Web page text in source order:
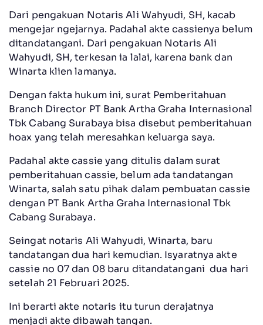
Dari pengakuan Notaris Ali Wahyudi, SH, kacab
mengejar ngejarnya. Padahal akte cassienya belum
ditandatangani. Dari pengakuan Notaris Ali
Wahyudi, SH, terkesan ia lalai, karena bank dan
Winarta klien lamanya.
Dengan fakta hukum ini, surat Pemberitahuan
Branch Director PT Bank Artha Graha Internasional
Tbk Cabang Surabaya bisa disebut pemberitahuan
hoax yang telah meresahkan keluarga saya.
Padahal akte cassie yang ditulis dalam surat
pemberitahuan cassie, belum ada tandatangan
Winarta, salah satu pihak dalam pembuatan cassie
dengan PT Bank Artha Graha Internasional Tbk
Cabang Surabaya.
Seingat notaris Ali Wahyudi, Winarta, baru
tandatangan dua hari kemudian. Isyaratnya akte
cassie no 07 dan 08 baru ditandatangani dua hari
setelah 21 Februari 2025.
Ini berarti akte notaris itu turun derajatnya
menjadi akte dibawah tangan.